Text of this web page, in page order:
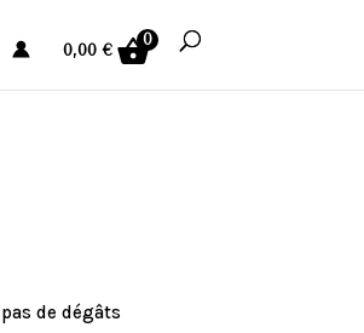
0,00€
0
de dégâts